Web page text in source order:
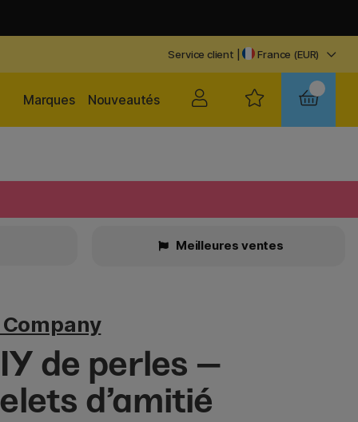
Service client | France (EUR)
Nouveautés
Marques
Meilleures ventes
de perles –
d’amitié